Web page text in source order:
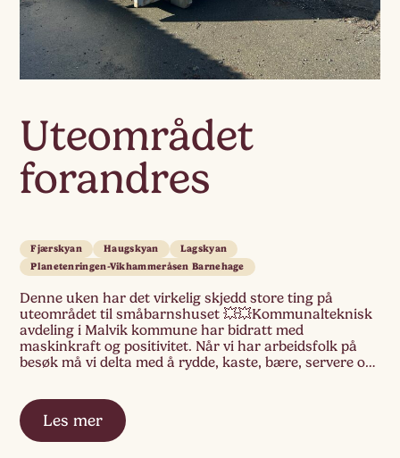
Uteområdet
forandres
Fjærskyan Haugskyan
Lagskyan
Planetenringen-Vikhammeråsen Barnehage
Denne uken har det virkelig skjedd store ting på
uteområdet til småbarnshuset 💥💥Kommunalteknisk
avdeling i Malvik kommune har bidratt med
maskinkraft og positivitet. Når vi har arbeidsfolk på
besøk må vi delta med å rydde, kaste, bære, servere og
Les mer